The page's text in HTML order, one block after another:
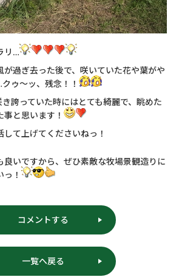
リ…
が過ぎ去った後で、咲いていた花や葉がや
ゥ～ッ、残念！！
誇っていた時にはとても綺麗で、眺めた
と思います！
て上げてくださいねっ！
良いですから、ぜひ素敵な牧場景観造りに
！
コメントする
一覧へ戻る